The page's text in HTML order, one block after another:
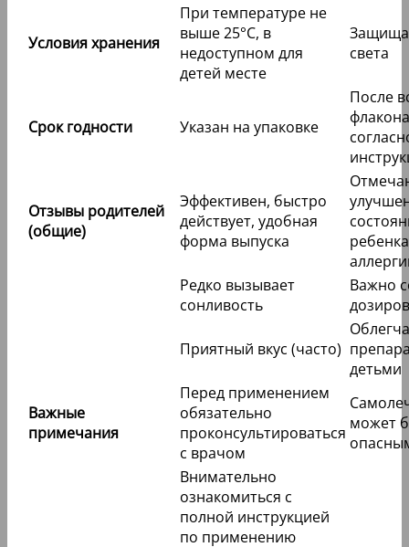
Условия хранения
При температуре не
выше 25°C, в
недоступном для
детей месте
света
Срок годности Указан на упаковке
После
Отзывы родителей
(общие)
Эффективен, быстро
действует, удобная
форма выпуска
Редко вызывает
сонливость
Важно
Приятный вкус (часто)
детьми
Важные
примечания
Перед применением
обязательно
проконсультироваться
с врачом
может
Внимательно
ознакомиться с
полной инструкцией
по применению